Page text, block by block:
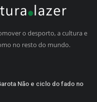
o desporto, a cultura e
no resto do mundo.
Não e ciclo do fado no